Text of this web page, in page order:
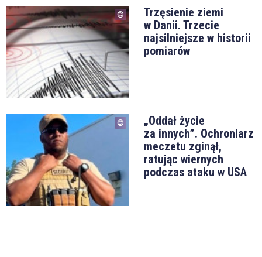
Trzęsienie ziemi
w Danii. Trzecie
najsilniejsze w historii
pomiarów
„Oddał życie
za innych”. Ochroniarz
meczetu zginął,
ratując wiernych
podczas ataku w USA